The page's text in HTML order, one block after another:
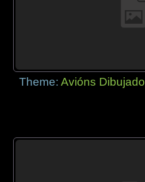
Theme:Avións Dibujado